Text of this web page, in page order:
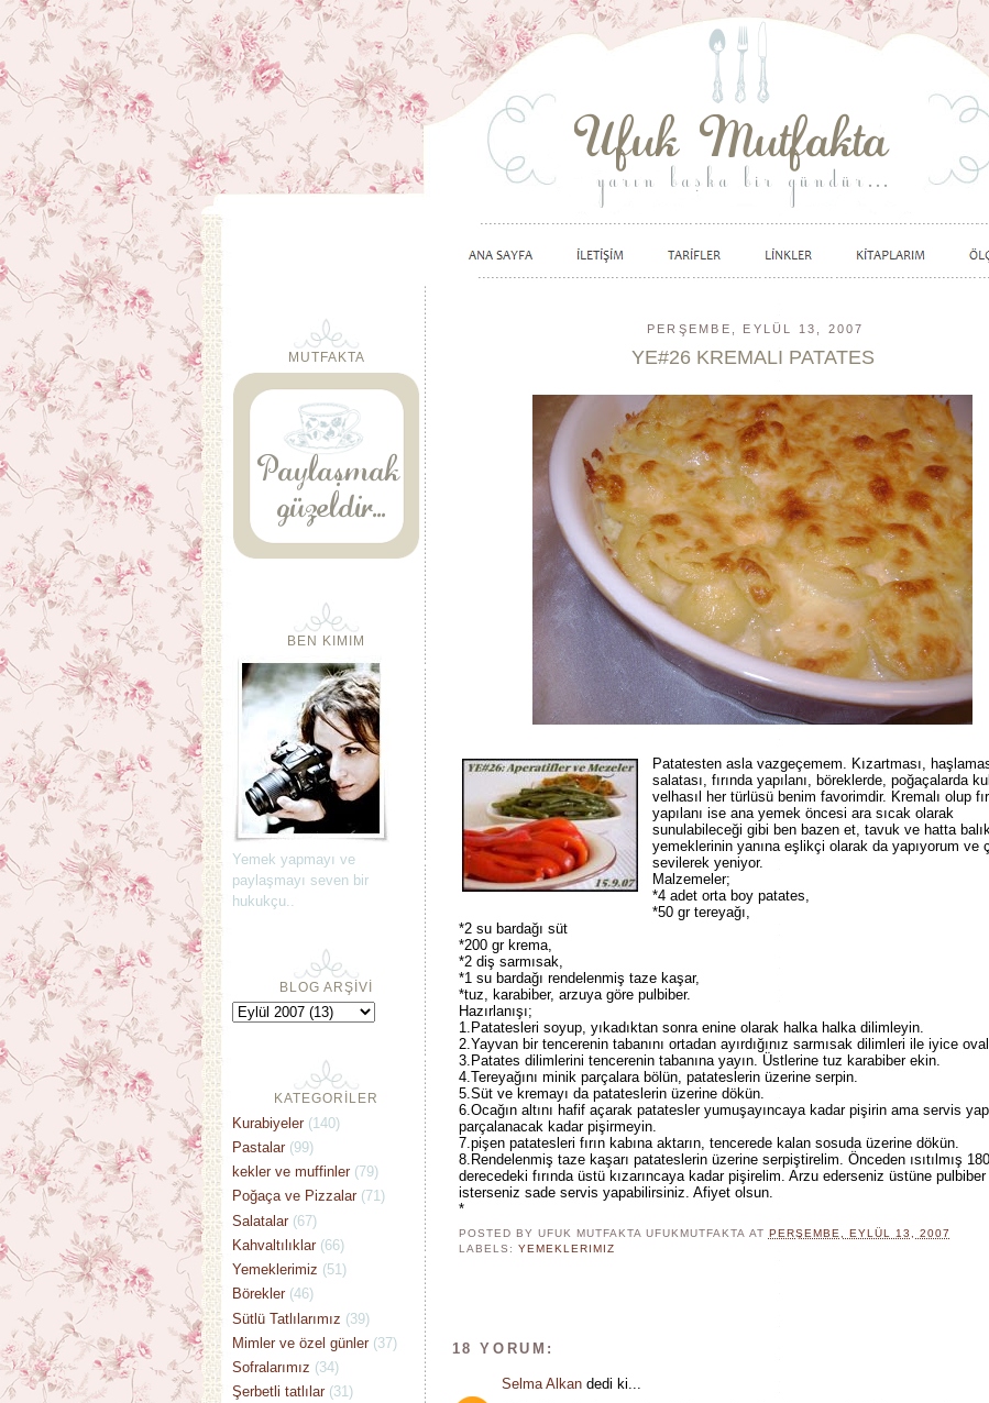
PERŞEMBE, EYLÜL 13, 2007
YE#26 KREMALI PATATES
Patatesten asla vazgeçemem. Kızartması,
salatası, fırında yapılanı, böreklerde, poğaçalarda
velhasıl her türlüsü benim favorimdir. Kremalı olup
yapılanı ise ana yemek öncesi ara sıcak olarak
sunulabileceği gibi ben bazen et, tavuk ve hatta
yemeklerinin yanına eşlikçi olarak da yapıyorum ve
sevilerek yeniyor.
Malzemeler;
*4 adet orta boy patates,
*50 gr tereyağı,
*2 su bardağı süt
*200 gr krema,
*2 diş sarmısak,
*1 su bardağı rendelenmiş taze kaşar,
*tuz, karabiber, arzuya göre pulbiber.
Hazırlanışı;
1.Patatesleri soyup, yıkadıktan sonra enine olarak halka halka dilimleyin.
2.Yayvan bir tencerenin tabanını ortadan ayırdığınız sarmısak dilimleri ile iyice
3.Patates dilimlerini tencerenin tabanına yayın. Üstlerine tuz karabiber ekin.
4.Tereyağını minik parçalara bölün, patateslerin üzerine serpin.
5.Süt ve kremayı da patateslerin üzerine dökün.
6.Ocağın altını hafif açarak patatesler yumuşayıncaya kadar pişirin ama servis
parçalanacak kadar pişirmeyin.
7.pişen patatesleri fırın kabına aktarın, tencerede kalan sosuda üzerine dökün.
8.Rendelenmiş taze kaşarı patateslerin üzerine serpiştirelim. Önceden ısıtılmış 180
derecedeki fırında üstü kızarıncaya kadar pişirelim. Arzu ederseniz üstüne
isterseniz sade servis yapabilirsiniz. Afiyet olsun.
*
POSTED BY UFUK MUTFAKTAUFUKMUTFAKTA AT PERŞEMBE, EYLÜL 13, 2007
LABELS:YEMEKLERIMIZ
18 YORUM:
Selma Alkandedi ki...
MUTFAKTA
BEN KIMIM
Yemek yapmayı ve
paylaşmayı seven bir
hukukçu..
BLOG ARŞİVİ
KATEGORİLER
Kurabiyeler (140)
Pastalar (99)
kekler ve muffinler (79)
Poğaça ve Pizzalar (71)
Salatalar (67)
Kahvaltılıklar (66)
Yemeklerimiz (51)
Börekler (46)
Sütlü Tatlılarımız (39)
Mimler ve özel günler (37)
Sofralarımız (34)
Şerbetli tatlılar (31)